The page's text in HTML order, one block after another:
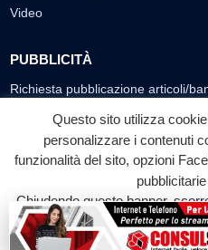
Video
PUBBLICITÀ
Richiesta pubblicazione articoli/
SEGUICI SUI SOCIAL
f
Facebook
© 2026 LABTV -
Questo sito utilizza
personalizzare i contenuti
funzionalità del sito, opzioni
Chiudendo questo banner,
su qualunque suo elemento